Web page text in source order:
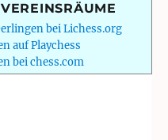
bei Lichess.org
auf Playchess
bei chess.com